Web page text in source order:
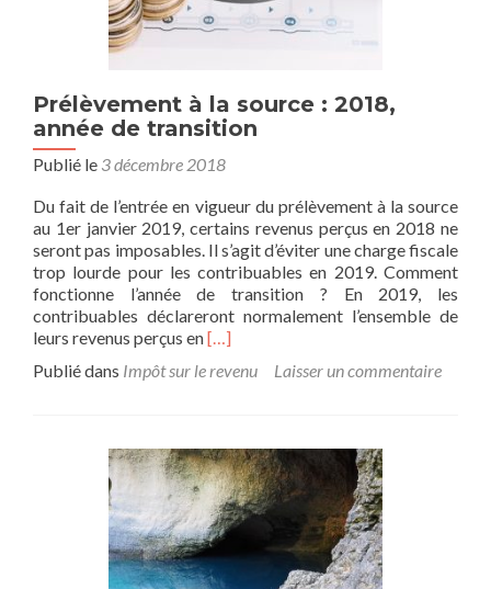
Prélèvement à la source : 2018,
année de transition
Publié le 3 décembre 2018
Du fait de l’entrée en vigueur du prélèvement à la source
au 1er janvier 2019, certains revenus perçus en 2018 ne
seront pas imposables. Il s’agit d’éviter une charge fiscale
trop lourde pour les contribuables en 2019. Comment
fonctionne l’année de transition ? En 2019, les
contribuables déclareront normalement l’ensemble de
leurs revenus perçus enEn
plus
la
source
:
2018,
année
de
transition
[…]
Publié dans Impôt sur le revenu Laisser un commentaire